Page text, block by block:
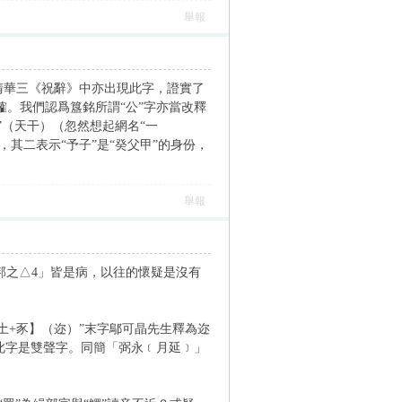
舉報
三《祝辭》中亦出現此字，證實了
我們認爲簋銘所謂“公”字亦當改釋
天干）（忽然想起網名“一
二表示“予子”是“癸父甲”的身份，
舉報
之△4」皆是病，以往的懷疑是沒有
+豕】（迩）”末字鄔可晶先生釋為迩
是雙聲字。同簡「弼永﹝月延﹞」